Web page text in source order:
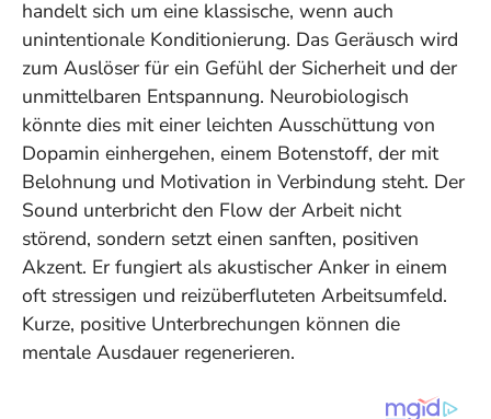
handelt sich um eine klassische, wenn auch
unintentionale Konditionierung. Das Geräusch wird
zum Auslöser für ein Gefühl der Sicherheit und der
unmittelbaren Entspannung. Neurobiologisch
könnte dies mit einer leichten Ausschüttung von
Dopamin einhergehen, einem Botenstoff, der mit
Belohnung und Motivation in Verbindung steht. Der
Sound unterbricht den Flow der Arbeit nicht
störend, sondern setzt einen sanften, positiven
Akzent. Er fungiert als akustischer Anker in einem
oft stressigen und reizüberfluteten Arbeitsumfeld.
Kurze, positive Unterbrechungen können die
mentale Ausdauer regenerieren.